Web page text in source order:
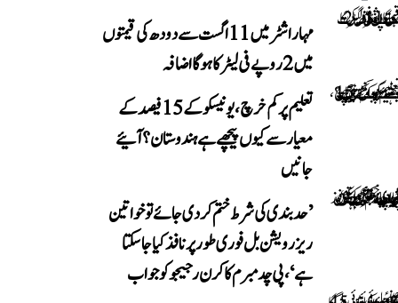
مہاراشٹر میں 11 اگست سے دودھ کی قیمتوں
میں 2 روپے فی لیٹر کا ہوگا اضافہ
تعلیم پر کم خرچ، یونیسکو کے 15 فیصد کے
معیار سے کیوں پیچھے ہے ہندوستان؟ آئیے
جانیں
’حد بندی کی شرط ختم کر دی جائے تو خواتین
ریزرویشن بل فوری طور پر نافذ کیا جا سکتا
ہے‘، پی چدمبرم کا کرن رجیجو کو جواب